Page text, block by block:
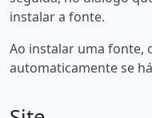
instalar a fonte.
Ao instalar uma fonte,
automaticamente se